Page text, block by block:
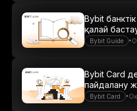
Bybit Guide •
Bybit
қалай
Bybit Card •
Bybit Card
пайдалану